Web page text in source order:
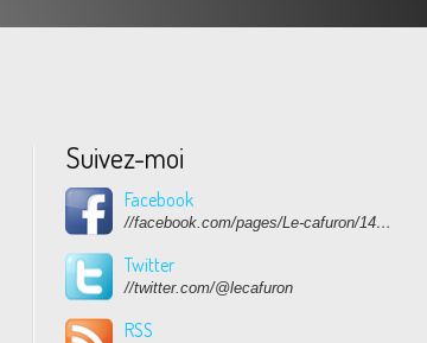
Suivez-moi
Facebook
//facebook.com/pages/Le-cafuron/1415682768741632
Twitter
//twitter.com/@lecafuron
RSS